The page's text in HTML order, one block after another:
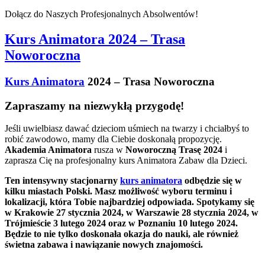
Dołącz do Naszych Profesjonalnych Absolwentów!
Kurs Animatora 2024 – Trasa
Noworoczna
Kurs Animatora 2024 – Trasa Noworoczna
Zapraszamy na niezwykłą przygodę!
Jeśli uwielbiasz dawać dzieciom uśmiech na twarzy i chciałbyś to
robić zawodowo, mamy dla Ciebie doskonałą propozycję.
Akademia Animatora rusza w Noworoczną Trasę 2024 i
zaprasza Cię na profesjonalny kurs Animatora Zabaw dla Dzieci.
Ten intensywny stacjonarny kurs animatora odbędzie się w
kilku miastach Polski. Masz możliwość wyboru terminu i
lokalizacji, która Tobie najbardziej odpowiada. Spotykamy się
w Krakowie 27 stycznia 2024, w Warszawie 28 stycznia 2024, w
Trójmieście 3 lutego 2024 oraz w Poznaniu 10 lutego 2024.
Będzie to nie tylko doskonała okazja do nauki, ale również
świetna zabawa i nawiązanie nowych znajomości.